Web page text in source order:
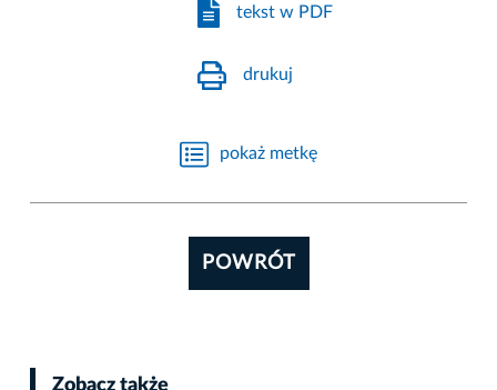
tekst w PDF
drukuj
pokaż metkę
POWRÓT
Zobacz także